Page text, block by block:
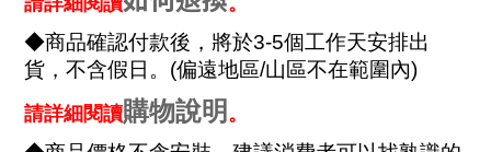
◆商品確認付款後，將於3-5個工作天安排出
貨，不含假日。 (偏遠地區/山區不在範圍內)
請詳細閱讀購物說明。